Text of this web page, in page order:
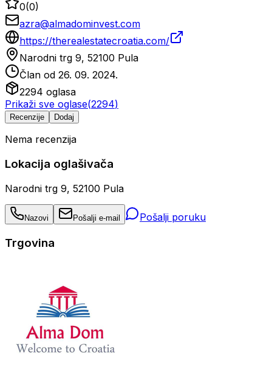
0(0)
azra@almadominvest.com
https://therealestatecroatia.com/
Narodni trg 9, 52100 Pula
Član od 26. 09. 2024.
2294 oglasa
Prikaži sve oglase(2294)
Recenzije Dodaj
Nema recenzija
Lokacija oglašivača
Narodni trg 9, 52100 Pula
Nazovi Pošalji e-mail Pošalji poruku
Trgovina